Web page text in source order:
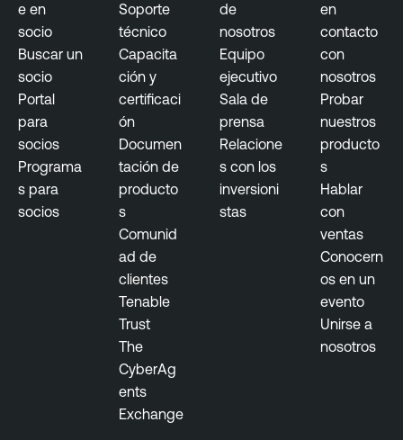
e en
socio
Buscar un
socio
Portal
para
socios
Programa
s para
socios
Soporte
técnico
Capacita
ción y
certificaci
ón
Documen
tación de
producto
s
Comunid
ad de
clientes
Tenable
Trust
The
CyberAg
ents
Exchange
de
nosotros
Equipo
ejecutivo
Sala de
prensa
Relacione
s con los
inversioni
stas
en
contacto
con
nosotros
Probar
nuestros
producto
s
Hablar
con
ventas
Conocern
os en un
evento
Unirse a
nosotros